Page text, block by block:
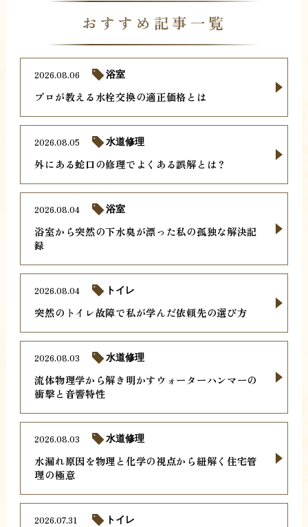
おすすめ記事一覧
プロが教える水栓交換の適正価格とは
2026.08.06 浴室
外にある蛇口の修理でよくある誤解とは？
2026.08.05 水道修理
浴室から突然の下水臭が漂った私の孤独な解決記
録
2026.08.04 浴室
突然のトイレ故障で私が学んだ依頼先の選び方
2026.08.04 トイレ
流体物理学から解き明かすウォーターハンマーの
衝撃と音響特性
2026.08.03 水道修理
水漏れ原因を物理と化学の視点から紐解く住宅管
理の極意
2026.08.03 水道修理
2026.07.31 トイレ